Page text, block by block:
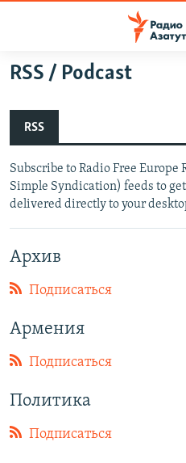
Перейти
содержанию
Перейти
основной
навигации
Перейти
поиску
ГЛАВНАЯ
НОВОСТИ
ПОЛИТИКА
ОБЩЕСТВО
ЭКОНОМИКА
РЕГИОН
НАГОРНЫЙ КАРАБАХ
КУЛЬТУРА
СПОРТ
Հայերեն
RSS / Podcast
RSS
Subscribe to Radio Free Europe
Simple Syndication) feeds to
delivered directly to your
Архив
Подписаться
Армения
Подписаться
Политика
Подписаться